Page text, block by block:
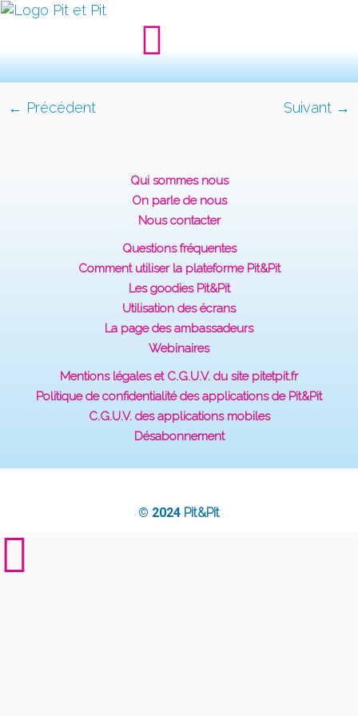
← Précédent Suivant →
Qui sommes nous
On parle de nous
Nous contacter
Questions fréquentes
Comment utiliser la plateforme Pit&Pit
Les goodies Pit&Pit
Utilisation des écrans
La page des ambassadeurs
Webinaires
Mentions légales et C.G.U.V. du site pitetpit.fr
Politique de confidentialité des applications de Pit&Pit
C.G.U.V. des applications mobiles
Désabonnement
· © 2024 Pit&Pit ·